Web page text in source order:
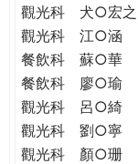
觀光科
犬○宏之
觀光科
江○涵
餐飲科
蘇○華
餐飲科
廖○瑜
觀光科
呂○綺
觀光科
劉○寧
觀光科
顏○珊